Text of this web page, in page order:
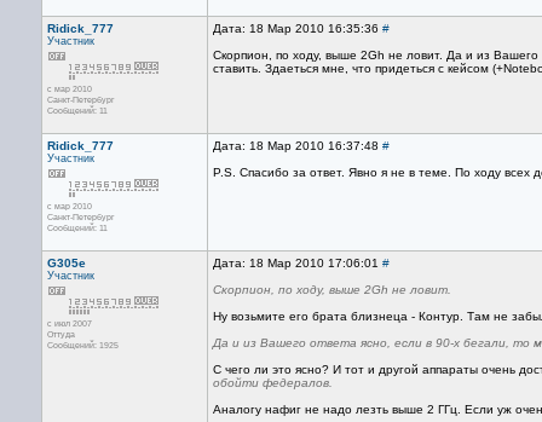
Ridick_777
Участник
с мар 2010
Санкт-Петербург
Сообщений: 11
Дата: 18 Мар 2010 16:35:36 #
Скорпион, по ходу, выше 2Gh не ловит. Да и из
ставить. Здаеться мне, что придеться с кейсом
Ridick_777
Участник
с мар 2010
Санкт-Петербург
Сообщений: 11
Дата: 18 Мар 2010 16:37:48 #
P.S. Спасибо за ответ. Явно я не в теме. По ходу всех
G305e
Участник
с июл 2007
Оттуда
Сообщений: 1925
Дата: 18 Мар 2010 17:06:01 #
Скорпион, по ходу, выше 2Gh не ловит.
Ну возьмите его брата близнеца - Контур. Там не
Да и из Вашего ответа ясно, если в 90-х бегали,
С чего ли это ясно? И тот и другой аппараты очень
обойти федералов.
Аналогу нафиг не надо лезть выше 2 ГГц. Если уж